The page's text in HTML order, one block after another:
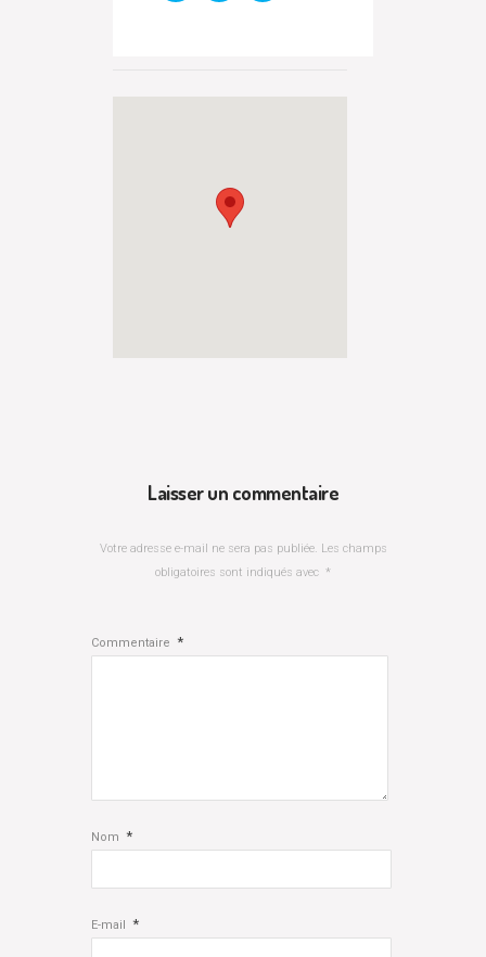
Laisser un commentaire
Votre adresse e-mail ne sera pas publiée. Les champs
obligatoires sont indiqués avec *
Commentaire *
Nom *
E-mail *